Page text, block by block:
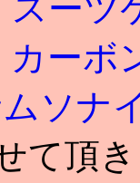
スーツ
カーボ
ソナ
て頂